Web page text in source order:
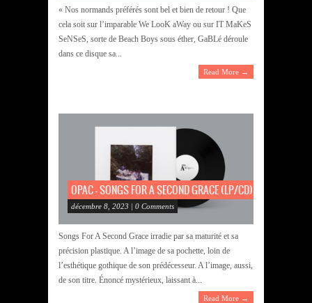
« Nos normands préférés sont bel et bien de retour ! Que
cela soit sur l’imparable We LooK aWay ou sur IT MaKeS
SeNSeS, sorte de Beach Boys sous éther, GaBLé déroule
dans ce disque sa...
Read More →
OPAC – SONGS FOR A SECOND GRACE (LP/CD)
décembre 8, 2023 | 0 Comments
Songs For A Second Grace irradie par sa maturité et sa
précision plastique. A l’image de sa pochette, loin de
l’esthétique gothique de son prédécesseur. A l’image, aussi,
de son titre. Énoncé mystérieux, laissant à...
Read More →